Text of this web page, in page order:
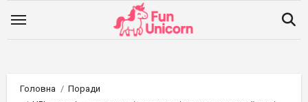
до
Головна
Поради